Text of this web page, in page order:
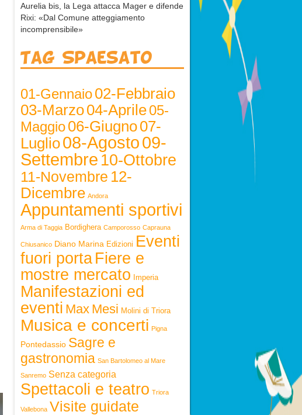
Aurelia bis, la Lega attacca Mager e difende
Rixi: «Dal Comune atteggiamento
incomprensibile»
Tag Spaesato
01-Gennaio02-Febbraio
03-Marzo04-Aprile05-
Maggio06-Giugno07-
Luglio08-Agosto09-
Settembre 10-Ottobre
11-Novembre 12-
Dicembre Andora
Appuntamenti sportivi
Arma di Taggia Bordighera Camporosso Caprauna
Chiusanico Diano Marina Edizioni Eventi
fuori porta Fiere e
mostre mercato
Imperia
Manifestazioni ed
eventi Max Mesi Molini di Triora
Musica e concerti Pigna
Pontedassio Sagre e
gastronomia San Bartolomeo al Mare
Sanremo Senza categoria
Spettacoli e teatro Triora
Vallebona Visite guidate